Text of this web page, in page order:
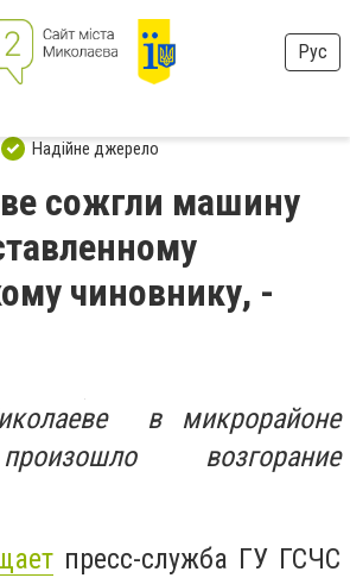
Рус
Надійне джерело
сожгли машину
чиновнику, -
в микрорайоне
возгорание
пресс-служба ГУ ГСЧС